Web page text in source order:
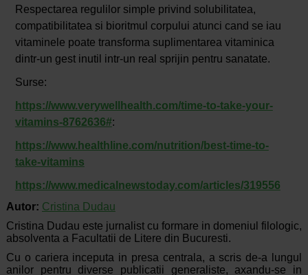
Respectarea regulilor simple privind solubilitatea,
compatibilitatea si bioritmul corpului atunci cand se iau
vitaminele poate transforma suplimentarea vitaminica
dintr-un gest inutil intr-un real sprijin pentru sanatate.
Surse:
https://www.verywellhealth.com/time-to-take-your-
vitamins-8762636#:
https://www.healthline.com/nutrition/best-time-to-
take-vitamins
https://www.medicalnewstoday.com/articles/319556
Autor: Cristina Dudau
Cristina Dudau este jurnalist cu formare in domeniul filologic,
absolventa a Facultatii de Litere din Bucuresti.
Cu o cariera inceputa in presa centrala, a scris de-a lungul
anilor pentru diverse publicatii generaliste, axandu-se in